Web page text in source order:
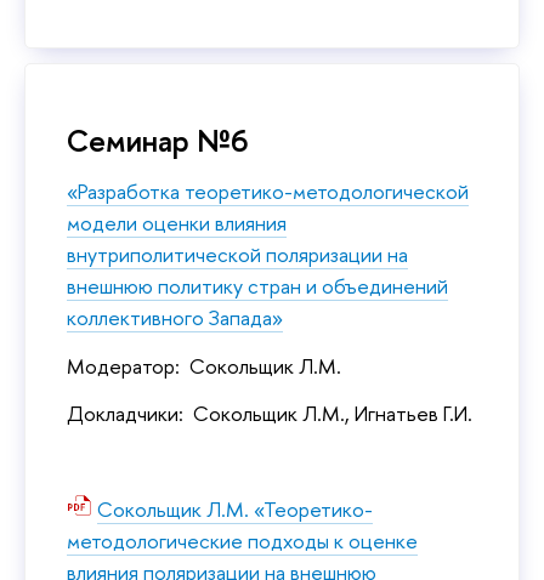
Семинар №6
«Разработка теоретико-методологической
модели оценки влияния
внутриполитической поляризации на
внешнюю политику стран и объединений
коллективного Запада»
Модератор: Сокольщик Л.М.
Докладчики: Сокольщик Л.М., Игнатьев Г.И.
Сокольщик Л.М. «Теоретико-
методологические подходы к оценке
влияния поляризации на внешнюю